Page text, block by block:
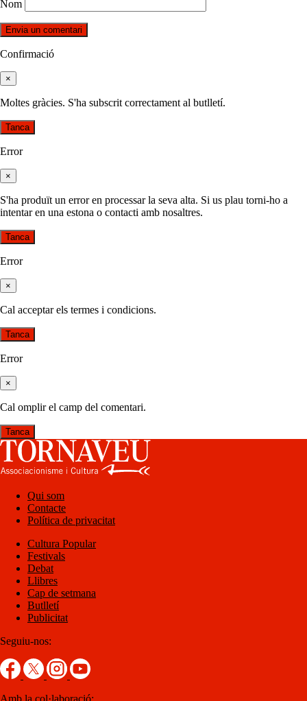
Nom
Confirmació
×
Moltes gràcies. S'ha subscrit correctament al butlletí.
Tanca
Error
×
S'ha produït un error en processar la seva alta. Si us plau torni-ho a
intentar en una estona o contacti amb nosaltres.
Tanca
Error
×
Cal acceptar els termes i condicions.
Tanca
Error
×
Cal omplir el camp del comentari.
Tanca
Qui som
Contacte
Política de privacitat
Cultura Popular
Festivals
Debat
Llibres
Cap de setmana
Butlletí
Publicitat
Seguiu-nos:
Amb la col·laboració: